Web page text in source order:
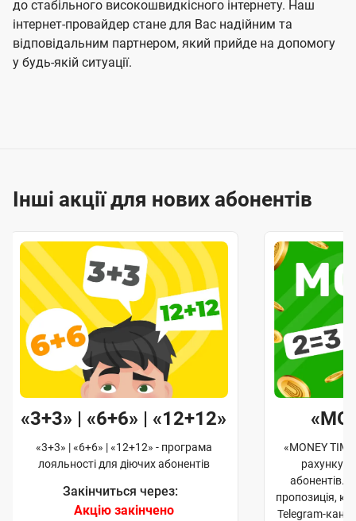
до стабільного високошвидкісного інтернету. Наш
інтернет-провайдер стане для Вас надійним та
відповідальним партнером, який прийде на допомогу
у будь-якій ситуації.
Інші акції для нових абонентів
«3+3» | «6+6» | «12+12»
«3+3» | «6+6» | «12+12» - програма
лояльності для діючих абонентів
Закінчиться через:
Акцію закінчено
«MONEY
рахунку
абонентів.
пропозиція,
Telegram-